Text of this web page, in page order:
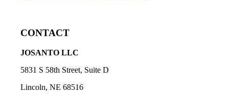
CONTACT
JOSANTO LLC
5831 S 58th Street, Suite D
Lincoln, NE 68516